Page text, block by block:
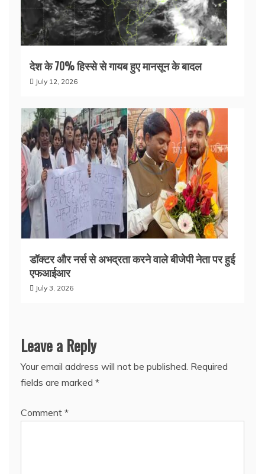
देश के 70% हिस्से से गायब हुए मानसून के बादल
July 12, 2026
डॉक्टर और नर्स से अभद्रता करने वाले बीजेपी नेता पर हुई
एफआईआर
July 3, 2026
Leave a Reply
Your email address will not be published. Required
fields are marked *
Comment *